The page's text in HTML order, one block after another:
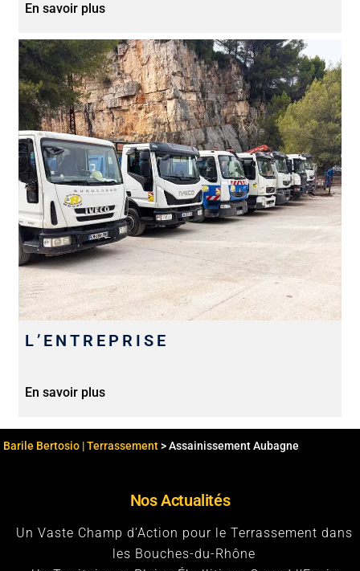
En savoir plus
L’ENTREPRISE
En savoir plus
Barile Bertosio | Terrassement>Assainissement Aubagne
Nos Actualités
Un Vaste Champ d’Action pour le Terrassement dans
les Bouches-du-Rhône